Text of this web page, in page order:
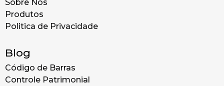
Sobre Nós
Produtos
Politica de Privacidade
Blog
Código de Barras
Controle Patrimonial